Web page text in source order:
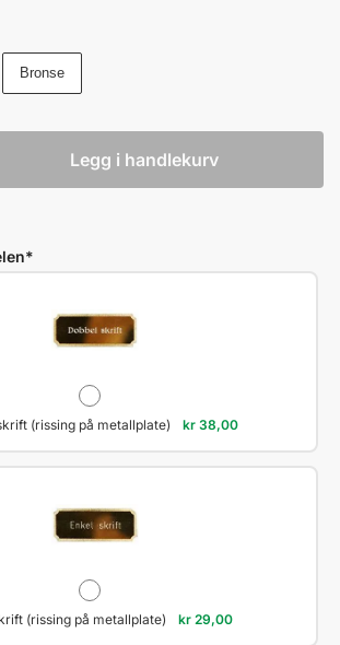
Bronse
Legg i handlekurv
*
(rissing på metallplate) kr 38,00
(rissing på metallplate) kr 29,00